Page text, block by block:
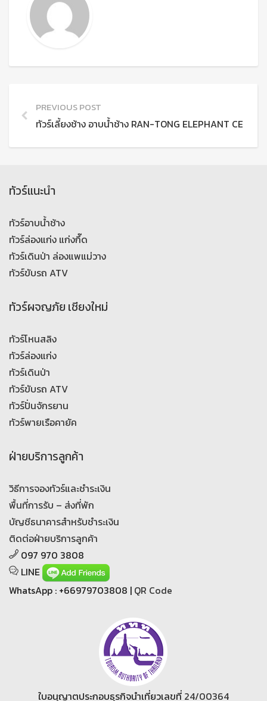
PREVIOUS POST
ทัวร์เลี้ยงช้าง อาบน้ำช้าง RAN-TONG ELEPHANT
ทัวร์แนะนำ
ทัวร์อาบน้ำช้าง
ทัวร์ล่องแก่ง แก่งกึ๊ด
ทัวร์เดินป่า ล่องแพแม่วาง
ทัวร์ขับรถ ATV
ทัวร์ผจญภัย เชียงใหม่
ทัวร์โหนสลิง
ทัวร์ล่องแก่ง
ทัวร์เดินป่า
ทัวร์ขับรถ ATV
ทัวร์ปั่นจักรยาน
ทัวร์พายเรือคายัค
ฝ่ายบริการลูกค้า
วิธีการจองทัวร์และชำระเงิน
พื้นที่การรับ – ส่งที่พัก
บัญชีธนาคารสำหรับชำระเงิน
ติดต่อฝ่ายบริการลูกค้า
097 970 3808
LINE
WhatsApp : +66979703808 | QR Code
ใบอนุญาตประกอบธุรกิจนำเที่ยวเลขที่ 24/00364